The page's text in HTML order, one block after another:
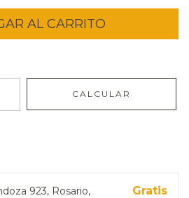
CALCULAR
923, Rosario,
Gratis